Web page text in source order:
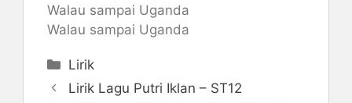
Walau sampai Uganda
Walau sampai Uganda
Categories
Lirik
Lirik Lagu Putri Iklan – ST12